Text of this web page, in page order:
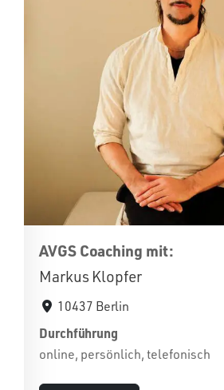
AVGS Coaching mit:
Markus Klopfer
10437 Berlin
Durchführung
online, persönlich, telefonisch